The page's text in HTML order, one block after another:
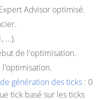
Advisor optimisé.
...).
de l'optimisation.
l'optimisation.
génération des ticks : 0
tick basé sur les ticks